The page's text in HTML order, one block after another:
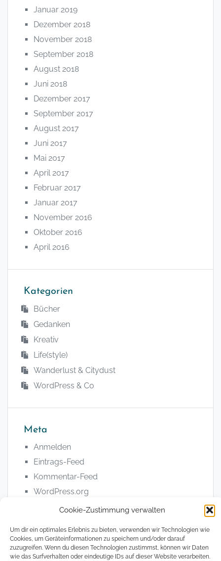
Cookie-Zustimmung verwalten
Um dir ein optimales Erlebnis zu bieten, verwenden wir Technologien wie
Cookies, um Geräteinformationen zu speichern und/oder darauf
zuzugreifen. Wenn du diesen Technologien zustimmst, können wir Daten
wie das Surfverhalten oder eindeutige IDs auf dieser Website verarbeiten.
Januar 2019
Dezember 2018
November 2018
September 2018
August 2018
Juni 2018
Dezember 2017
September 2017
August 2017
Juni 2017
Mai 2017
April 2017
Februar 2017
Januar 2017
November 2016
Oktober 2016
April 2016
Kategorien
Bücher
Gedanken
Kreativ
Life(style)
Wanderlust & Citydust
WordPress & Co
Meta
Anmelden
Eintrags-Feed
Kommentar-Feed
WordPress.org
© 2008 - 2026, The Magical Digital Nomad